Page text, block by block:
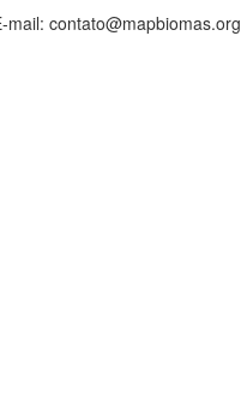
mail: contato@mapbiomas.org